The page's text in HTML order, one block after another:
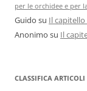
per le orchidee e per
Guido su Il capitello
Anonimo su Il
CLASSIFICA